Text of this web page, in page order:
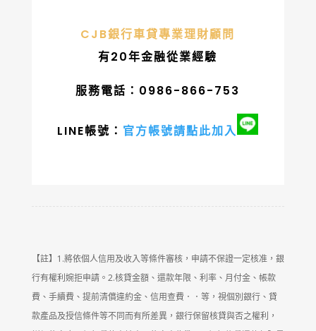
CJB銀行車貸專業理財顧問
有20年金融從業經驗
服務電話：0986-866-753
LINE帳號： 官方帳號請點此加入
【註】1.將依個人信用及收入等條件審核，申請不保證一定核准，銀
行有權利婉拒申請。2.核貸金額、還款年限、利率、月付金、帳款
費、手續費、提前清償違約金、信用查費．．等，視個別銀行、貸
款產品及授信條件等不同而有所差異，銀行保留核貸與否之權利，